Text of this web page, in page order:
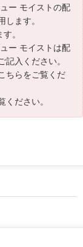
ー モイストの配
ます。
。
ー モイストは配
入ください。
ちらをご覧くだ
ください。